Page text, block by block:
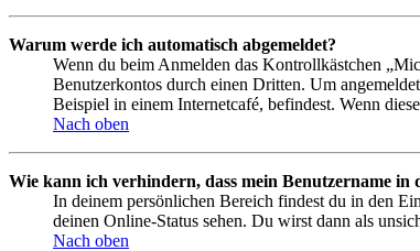
Warum werde ich automatisch abgemeldet?
Wenn du beim Anmelden das Kontrollkästchen
Benutzerkontos durch einen Dritten. Um
Beispiel in einem Internetcafé, befindest. Wenn
Nach oben
Wie kann ich verhindern, dass mein Benutzername in
In deinem persönlichen Bereich findest du in den
deinen Online-Status sehen. Du wirst dann als
Nach oben